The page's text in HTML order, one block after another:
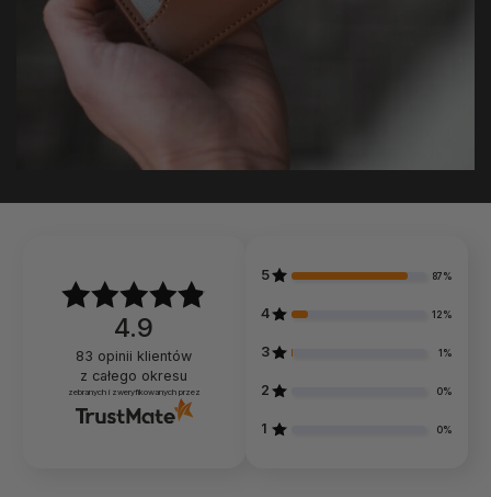
4.9
83 opinii klientów
z całego okresu
zebranych i zweryfikowanych przez
5 87%
4 12%
3 1%
2 0%
1 0%